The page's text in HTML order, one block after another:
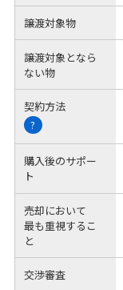
譲渡対象物
譲渡対象となら
ない物
契約方法
?
購入後のサポー
ト
売却において
最も重視するこ
と
交渉審査